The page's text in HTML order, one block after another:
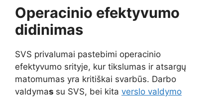
Operacinio efektyvumo
didinimas
SVS privalumai pastebimi operacinio
efektyvumo srityje, kur tikslumas ir atsargų
matomumas yra kritiškai svarbūs. Darbo
valdymas su SVS, bei kita verslo valdymo